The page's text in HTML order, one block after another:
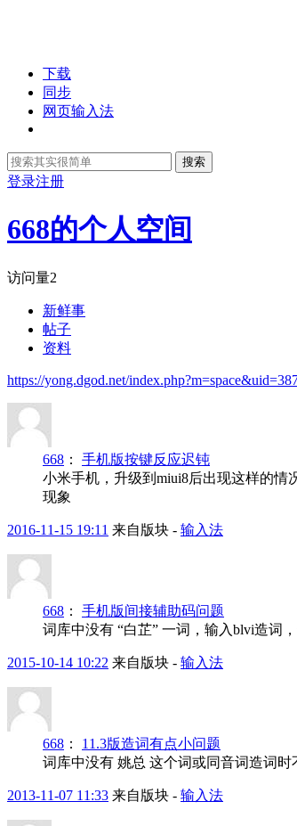
下载
同步
网页输入法
搜索
登录注册
668的个人空间
访问量2
新鲜事
帖子
资料
https://yong.dgod.net/
668 ： 手机版按键反应迟钝
小米手机，升级到miui8后出现这样的
现象
2016-11-15 19:11 来自版块 - 输入法
668 ： 手机版间接辅助码问题
词库中没有 “白芷” 一词，输入blvi造词
2015-10-14 10:22 来自版块 - 输入法
668 ： 11.3版造词有点小问题
词库中没有 姚总 这个词或同音词造词
2013-11-07 11:33 来自版块 - 输入法